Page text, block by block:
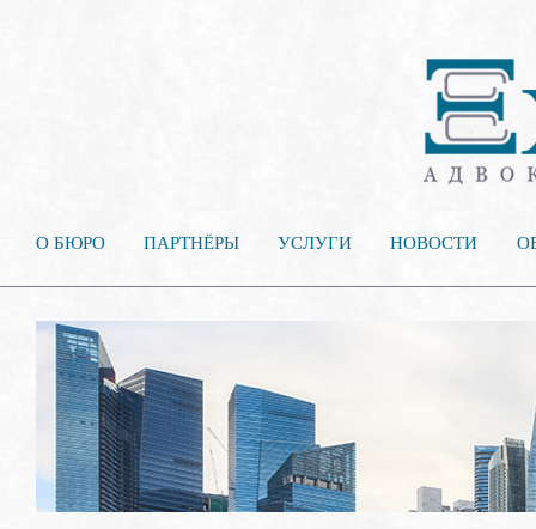
О БЮРО ПАРТНЁРЫ УСЛУГИ НОВОСТИ